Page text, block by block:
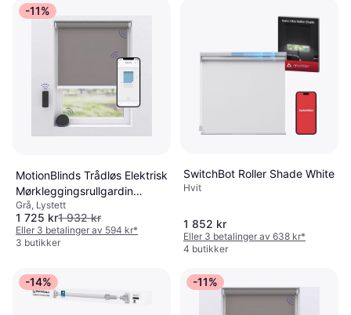
-11%
MotionBlinds Trådløs Elektrisk
Mørkleggingsrullgardin
150x190cm
Grå, Lystett
1 725 kr1 932 kr
Eller 3 betalinger av 594 kr*
3 butikker
SwitchBot Roller Shade White
Hvit
1 852 kr
Eller 3 betalinger av 638 kr*
4 butikker
-14% -11%